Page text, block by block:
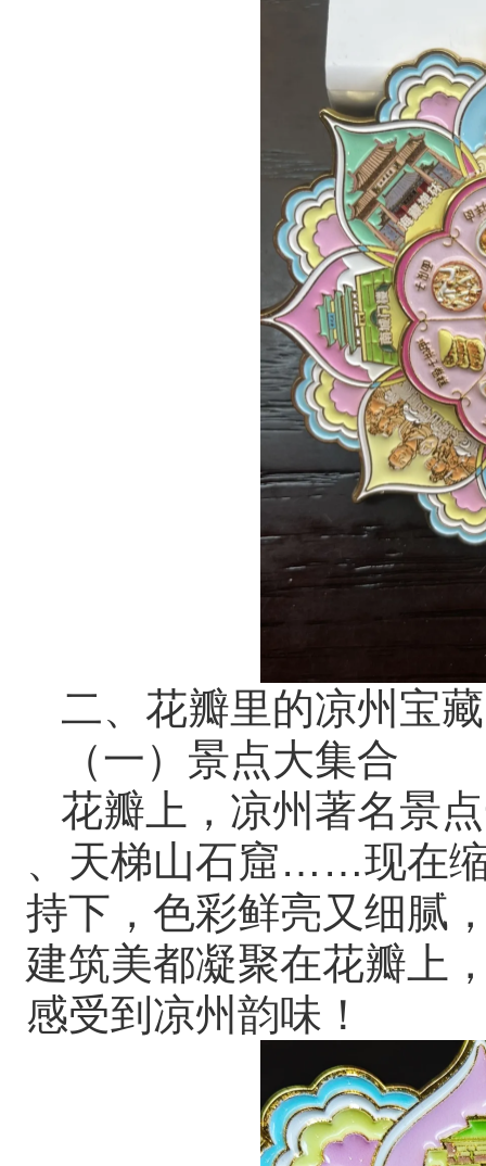
二、花瓣里的凉州宝藏
（一）景点大集合
花瓣上，凉州著名景
、天梯山石窟……现在
持下，色彩鲜亮又细腻
建筑美都凝聚在花瓣上
感受到凉州韵味！